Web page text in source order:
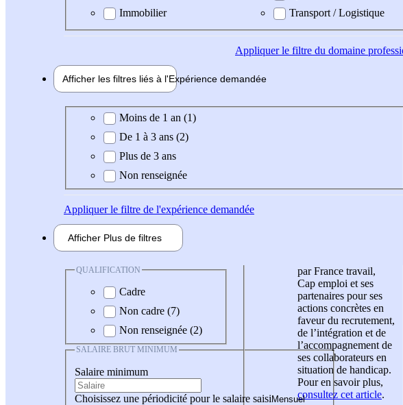
Immobilier
Transport / Logistique
Appliquerle filtre du domaine
Afficher les filtres liés à l'Expérience demandée
Expérience demandée
Moins de 1 an (1)
De 1 à 3 ans (2)
Plus de 3 ans
Non renseignée
Appliquerle filtre de l'expérience demandée
Afficher Plus de filtres
QUALIFICATION
Cadre
Non cadre (7)
Non renseignée (2)
SALAIRE BRUT MINIMUM
Salaire minimum
Choisissez une périodicité pour le salaire saisi
par France travail,
Cap emploi et ses
partenaires pour ses
actions concrètes en
faveur du recrutement,
de l’intégration et de
l’accompagnement de
ses collaborateurs en
situation de handicap.
Pour en savoir plus,
consultez cet article.